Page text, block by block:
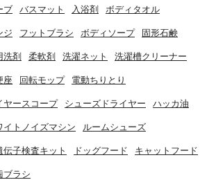
ブ バスマット 入浴剤 ボディタオル
ジ フットブラシ ボディソープ 固形石鹸
洗剤 柔軟剤 洗濯ネット 洗濯槽クリーナー
座 回転モップ 電動ちりとり
ヤースコープ シューズドライヤー ハッカ油
イトノイズマシン ルームシューズ
伝子検査キット ドッグフード キャットフード
ブラシ